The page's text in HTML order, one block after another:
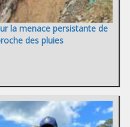
la menace persistante de
des pluies